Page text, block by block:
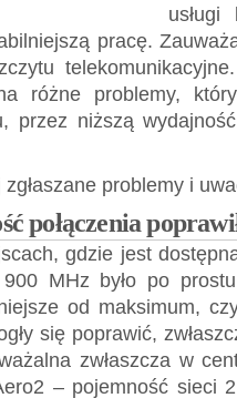
usługi
pracę.
różne problemy,
przez niższą
problemy i
połączenia
gdzie jest
MHz było po
od maksimum,
się poprawić,
zwłaszcza w
– pojemność sieci